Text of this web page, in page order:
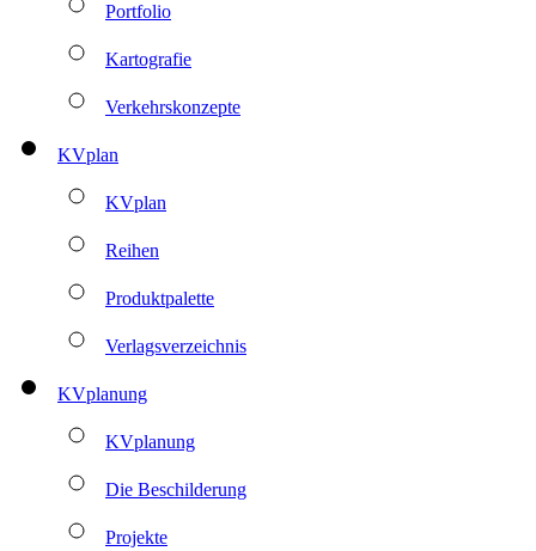
Portfolio
Kartografie
Verkehrskonzepte
KVplan
KVplan
Reihen
Produktpalette
Verlagsverzeichnis
KVplanung
KVplanung
Die Beschilderung
Projekte